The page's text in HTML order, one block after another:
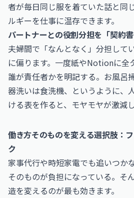
者が毎日同じ服を着ていた話と同
ルギーを仕事に温存できます。
パートナーとの役割分担を「契約
夫婦間で「なんとなく」分担して
に偏ります。一度紙やNotionに全
誰が責任者かを明記する。お風呂
器洗いは食洗機、というように、
ける表を作ると、モヤモヤが激減し
働き方そのものを変える選択肢：
ク
家事代行や時短家電でも追いつか
そのものが負担になっている。そ
造を変えるのが最も効きます。